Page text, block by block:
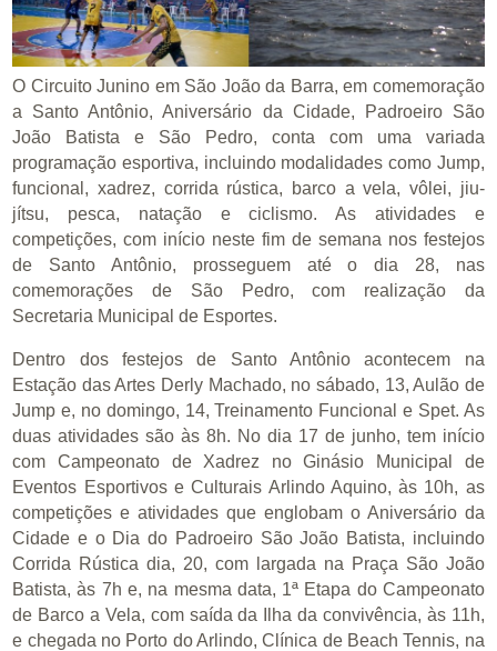
O Circuito Junino em São João da Barra, em comemoração
a Santo Antônio, Aniversário da Cidade, Padroeiro São
João Batista e São Pedro, conta com uma variada
programação esportiva, incluindo modalidades como Jump,
funcional, xadrez, corrida rústica, barco a vela, vôlei, jiu-
jítsu, pesca, natação e ciclismo. As atividades e
competições, com início neste fim de semana nos festejos
de Santo Antônio, prosseguem até o dia 28, nas
comemorações de São Pedro, com realização da
Secretaria Municipal de Esportes.
Dentro dos festejos de Santo Antônio acontecem na
Estação das Artes Derly Machado, no sábado, 13, Aulão de
Jump e, no domingo, 14, Treinamento Funcional e Spet. As
duas atividades são às 8h. No dia 17 de junho, tem início
com Campeonato de Xadrez no Ginásio Municipal de
Eventos Esportivos e Culturais Arlindo Aquino, às 10h, as
competições e atividades que englobam o Aniversário da
Cidade e o Dia do Padroeiro São João Batista, incluindo
Corrida Rústica dia, 20, com largada na Praça São João
Batista, às 7h e, na mesma data, 1ª Etapa do Campeonato
de Barco a Vela, com saída da Ilha da convivência, às 11h,
e chegada no Porto do Arlindo, Clínica de Beach Tennis, na